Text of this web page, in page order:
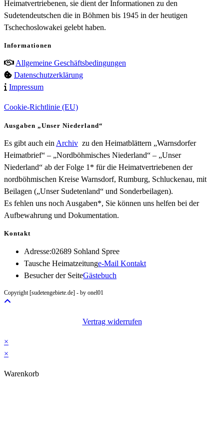
Heimatvertriebenen, sie dient der Informationen zu den
Sudetendeutschen die in Böhmen bis 1945 in der heutigen
Tschechoslowakei gelebt haben.
Informationen
Allgemeine Geschäftsbedingungen
Datenschutzerklärung
Impressum
Cookie-Richtlinie (EU)
Ausgaben „Unser Niederland“
Es gibt auch ein Archiv zu den Heimatblättern „Warnsdorfer
Heimatbrief“ – „Nordböhmisches Niederland“ – „Unser
Niederland“ ab der Folge 1* für die Heimatvertriebenen der
nordböhmischen Kreise Warnsdorf, Rumburg, Schluckenau, mit
Beilagen („Unser Sudetenland“ und Sonderbeilagen).
Es fehlen uns noch Ausgaben*, Sie können uns helfen bei der
Aufbewahrung und Dokumentation.
Kontakt
Adresse:02689 Sohland Spree
Tausche Heimatzeitunge-Mail KontaktOpens
Besucher der SeiteGästebuch
Copyright [sudetengebiete.de] - by onel01
Vertrag widerrufen
×
×
Warenkorb